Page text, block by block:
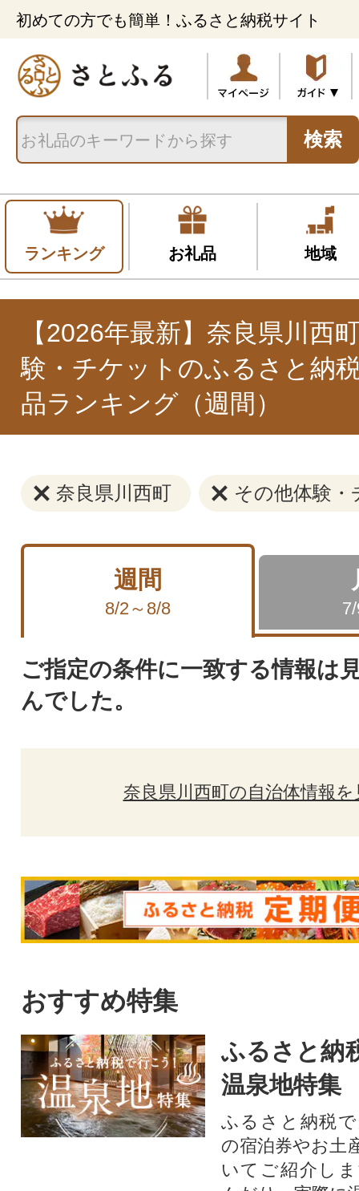
初めての方でも簡単！ふるさと納税サイト
検索
ランキング お礼品 地域
【2026年最新】奈良県川西
験・チケットのふるさと納
品ランキング（週間）
奈良県川西町 その他体験・
週間
8/2～8/8
ご指定の条件に一致する情報は
んでした。
奈良県川西町の自治体情報を
おすすめ特集
ふるさと納
温泉地特集
ふるさと納税
の宿泊券やお土
いてご紹介し